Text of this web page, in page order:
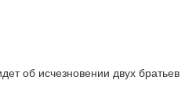
об исчезновении двух братьев